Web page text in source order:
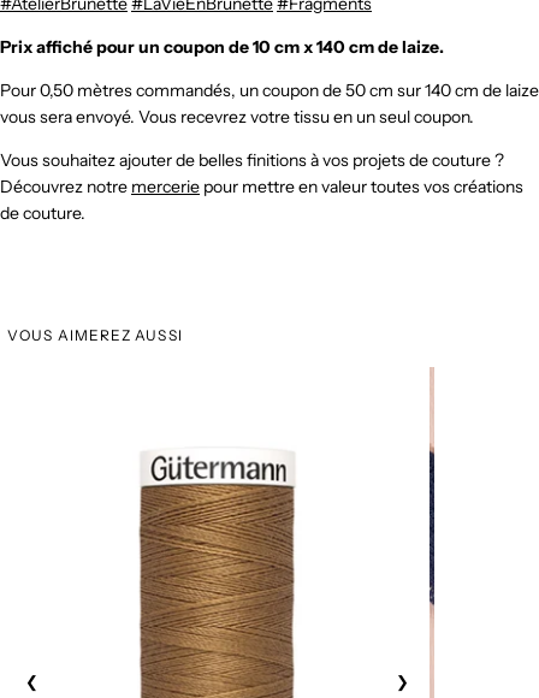
Prix affiché pour un coupon de 10 cm x 140 cm de laize.
Pour 0,50 mètres commandés, un coupon de 50 cm sur 140 cm de laize
vous sera envoyé. Vous recevrez votre tissu en un seul coupon.
Vous souhaitez ajouter de belles finitions à vos projets de couture ?
Découvrez notre mercerie pour mettre en valeur toutes vos créations
de couture.
VOUS AIMEREZ AUSSI
❮ ❯